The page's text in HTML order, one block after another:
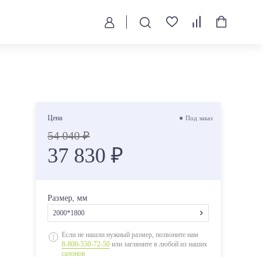
Цена Под заказ
54 040 ₽
37 830 ₽
Размер, мм
2000*1800
1900*800
1900*900
Если не нашли нужный размер, позвоните нам
8-800-550-72-50 или загляните в любой из наших
салонов